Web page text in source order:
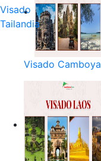
Visado
Tailandia
Visado Camboya